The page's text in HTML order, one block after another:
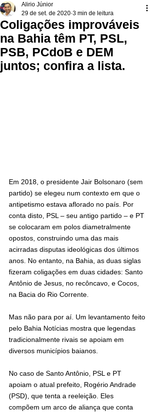
Coligações improváveis
na Bahia têm PT, PSL,
PSB, PCdoB e DEM
juntos; confira a lista.
Alirio Júnior
29 de set. de 2020 3 min de leitura
Em 2018, o presidente Jair Bolsonaro (sem
partido) se elegeu num contexto em que o
antipetismo estava aflorado no país. Por
conta disto, PSL – seu antigo partido – e PT
se colocaram em polos diametralmente
opostos, construindo uma das mais
acirradas disputas ideológicas dos últimos
anos. No entanto, na Bahia, as duas siglas
fizeram coligações em duas cidades: Santo
Antônio de Jesus, no recôncavo, e Cocos,
na Bacia do Rio Corrente.
Mas não para por aí. Um levantamento feito
pelo Bahia Notícias mostra que legendas
tradicionalmente rivais se apoiam em
diversos municípios baianos.
No caso de Santo Antônio, PSL e PT
apoiam o atual prefeito, Rogério Andrade
(PSD), que tenta a reeleição. Eles
compõem um arco de aliança que conta